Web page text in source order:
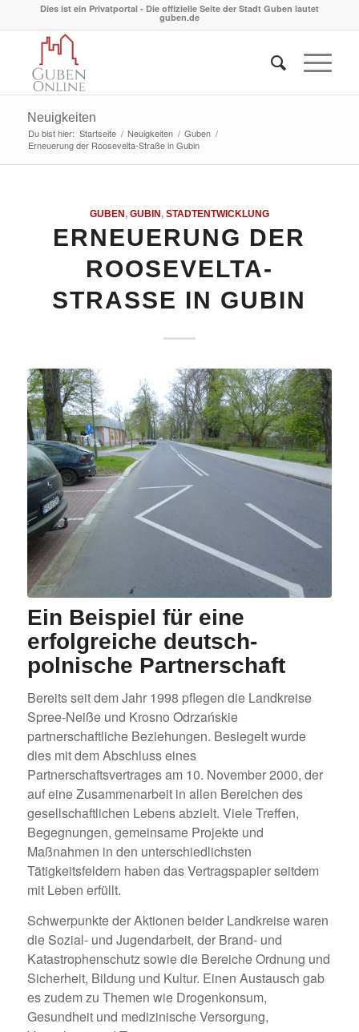
Dies ist ein Privatportal - Die offizielle Seite der Stadt Guben lautet
guben.de
Neuigkeiten
Du bist hier: Startseite / Neuigkeiten / Guben /
Erneuerung der Roosevelta-Straße in Gubin
GUBEN, GUBIN, STADTENTWICKLUNG
ERNEUERUNG DER
ROOSEVELTA-
STRASSE IN GUBIN
Ein Beispiel für eine
erfolgreiche deutsch-
polnische Partnerschaft
Bereits seit dem Jahr 1998 pflegen die Landkreise
Spree-Neiße und Krosno Odrzańskie
partnerschaftliche Beziehungen. Besiegelt wurde
dies mit dem Abschluss eines
Partnerschaftsvertrages am 10. November 2000, der
auf eine Zusammenarbeit in allen Bereichen des
gesellschaftlichen Lebens abzielt. Viele Treffen,
Begegnungen, gemeinsame Projekte und
Maßnahmen in den unterschiedlichsten
Tätigkeitsfeldern haben das Vertragspapier seitdem
mit Leben erfüllt.
Schwerpunkte der Aktionen beider Landkreise waren
die Sozial- und Jugendarbeit, der Brand- und
Katastrophenschutz sowie die Bereiche Ordnung und
Sicherheit, Bildung und Kultur. Einen Austausch gab
es zudem zu Themen wie Drogenkonsum,
Gesundheit und medizinische Versorgung,